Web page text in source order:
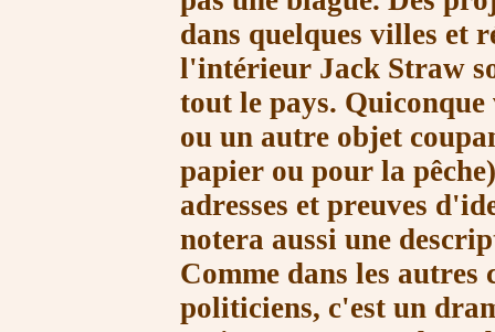
dans quelques villes et
l'intérieur Jack Straw
tout le pays.
ou un autre objet
papier ou pour la
adresses et preuves
notera aussi une
Comme dans les autres
politiciens, c'est un